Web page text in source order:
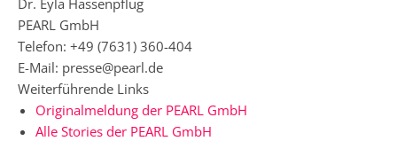
Dr. Eyla Hassenpflug
PEARL GmbH
Telefon: +49 (7631) 360-404
E-Mail: presse@pearl.de
Weiterführende Links
Originalmeldung der PEARL GmbH
Alle Stories der PEARL GmbH